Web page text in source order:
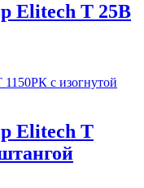
Elitech T 25В
Elitech Т